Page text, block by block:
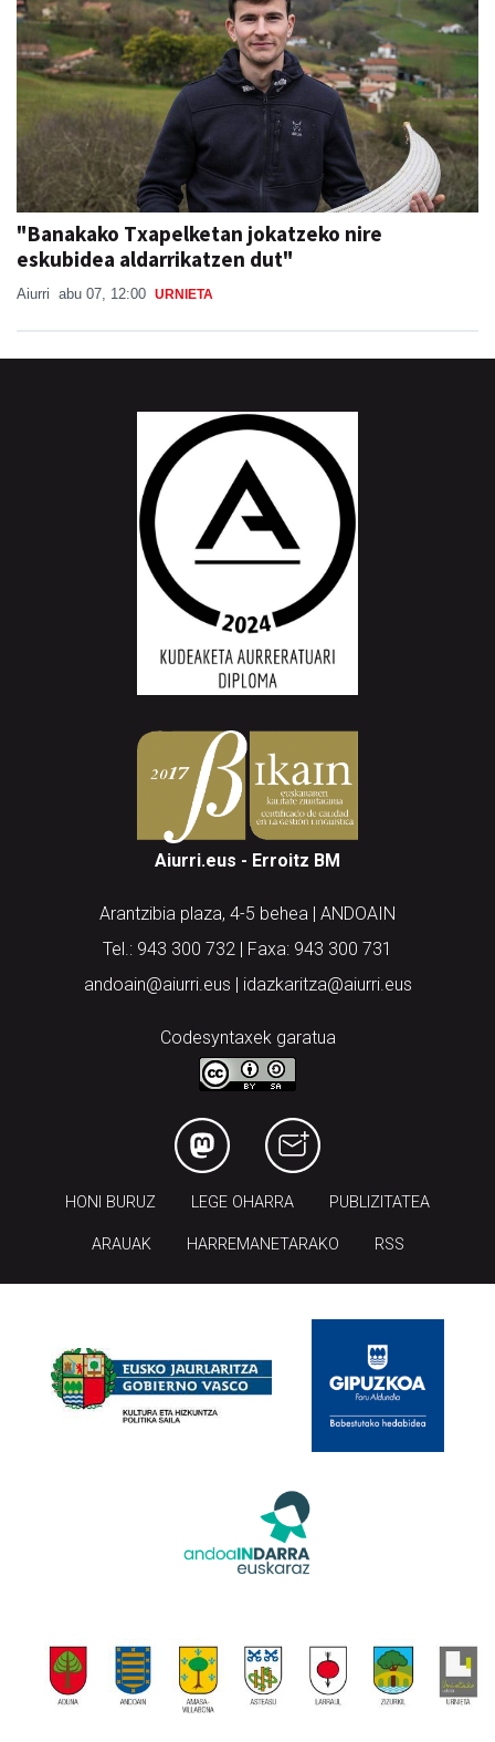
"Banakako Txapelketan jokatzeko nire
eskubidea aldarrikatzen dut"
Aiurri abu 07, 12:00 URNIETA
Aiurri.eus - Erroitz BM
Arantzibia plaza, 4-5 behea | ANDOAIN
Tel.: 943 300 732 | Faxa: 943 300 731
andoain@aiurri.eus | idazkaritza@aiurri.eus
Codesyntaxek garatua
HONI BURUZ LEGE OHARRA PUBLIZITATEA
ARAUAK HARREMANETARAKO RSS